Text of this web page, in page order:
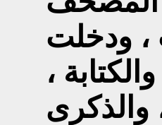
ودخلت
،